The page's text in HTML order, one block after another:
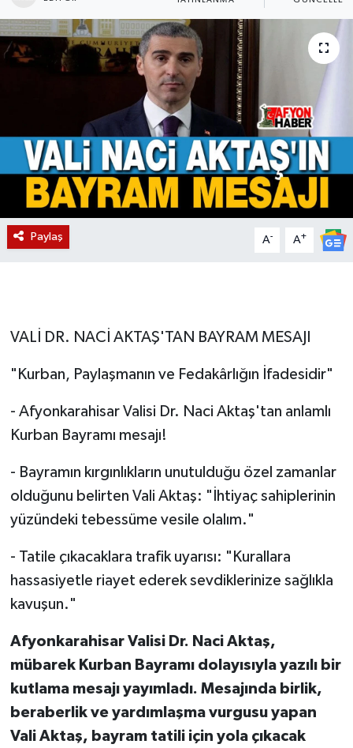
Paylaş A- A+
VALİ DR. NACİ AKTAŞ'TAN BAYRAM MESAJI
"Kurban, Paylaşmanın ve Fedakârlığın İfadesidir"
- Afyonkarahisar Valisi Dr. Naci Aktaş'tan anlamlı
Kurban Bayramı mesajı!
- Bayramın kırgınlıkların unutulduğu özel zamanlar
olduğunu belirten Vali Aktaş: "İhtiyaç sahiplerinin
yüzündeki tebessüme vesile olalım."
- Tatile çıkacaklara trafik uyarısı: "Kurallara
hassasiyetle riayet ederek sevdiklerinize sağlıkla
kavuşun."
Afyonkarahisar Valisi Dr. Naci Aktaş,
mübarek Kurban Bayramı dolayısıyla yazılı bir
kutlama mesajı yayımladı. Mesajında birlik,
beraberlik ve yardımlaşma vurgusu yapan
Vali Aktaş, bayram tatili için yola çıkacak
Etkinlikler